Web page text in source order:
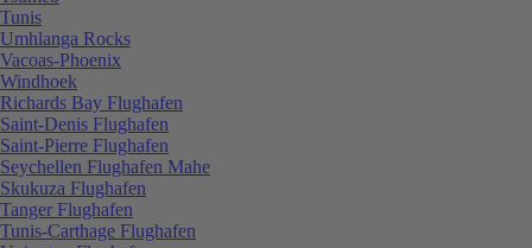
Tunis
Umhlanga Rocks
Vacoas-Phoenix
Windhoek
Richards Bay Flughafen
Saint-Denis Flughafen
Saint-Pierre Flughafen
Seychellen Flughafen Mahe
Skukuza Flughafen
Tanger Flughafen
Tunis-Carthage Flughafen